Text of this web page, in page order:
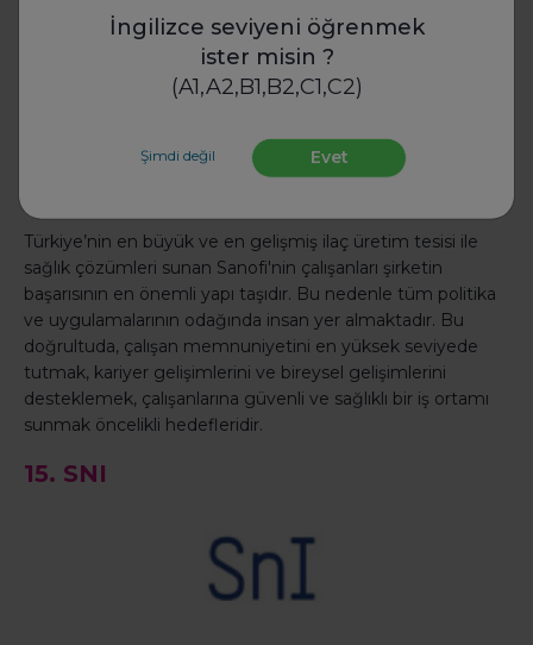
İngilizce seviyeni öğrenmek
ister misin ?
(A1,A2,B1,B2,C1,C2)
Şimdi değil Evet
14. Sanofi
Türkiye’nin en büyük ve en gelişmiş ilaç üretim tesisi ile
sağlık çözümleri sunan Sanofi'nin çalışanları şirketin
başarısının en önemli yapı taşıdır. Bu nedenle tüm politika
ve uygulamalarının odağında insan yer almaktadır. Bu
doğrultuda, çalışan memnuniyetini en yüksek seviyede
tutmak, kariyer gelişimlerini ve bireysel gelişimlerini
desteklemek, çalışanlarına güvenli ve sağlıklı bir iş ortamı
sunmak öncelikli hedefleridir.
15. SNI